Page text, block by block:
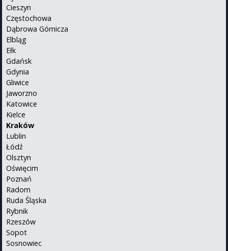
Cieszyn
Częstochowa
Dąbrowa Górnicza
Elbląg
Ełk
Gdańsk
Gdynia
Gliwice
Jaworzno
Katowice
Kielce
Kraków
Lublin
Łódź
Olsztyn
Oświęcim
Poznań
Radom
Ruda Śląska
Rybnik
Rzeszów
Sopot
Sosnowiec